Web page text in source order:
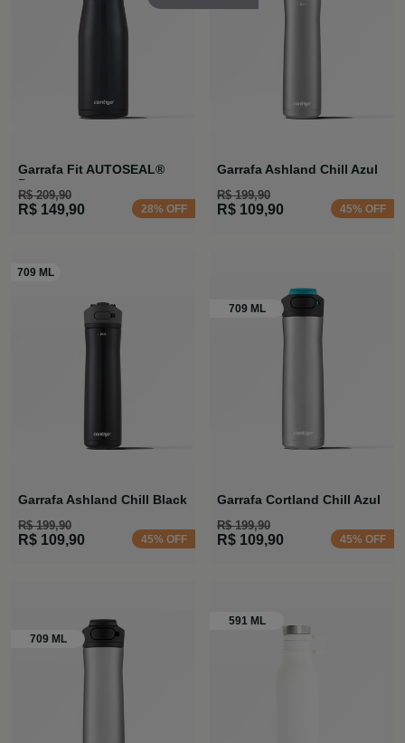
Garrafa Fit AUTOSEAL®
Preta
R$ 209,90
R$ 149,90 28% OFF
Garrafa Ashland Chill Azul
R$ 199,90
R$ 109,90 45% OFF
Garrafa Ashland Chill Black
R$ 199,90
R$ 109,90 45% OFF
Garrafa Cortland Chill Azul
R$ 199,90
R$ 109,90 45% OFF